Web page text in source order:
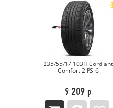
235/55/17 103H Cordiant
Comfort 2 PS-6
9 209 р